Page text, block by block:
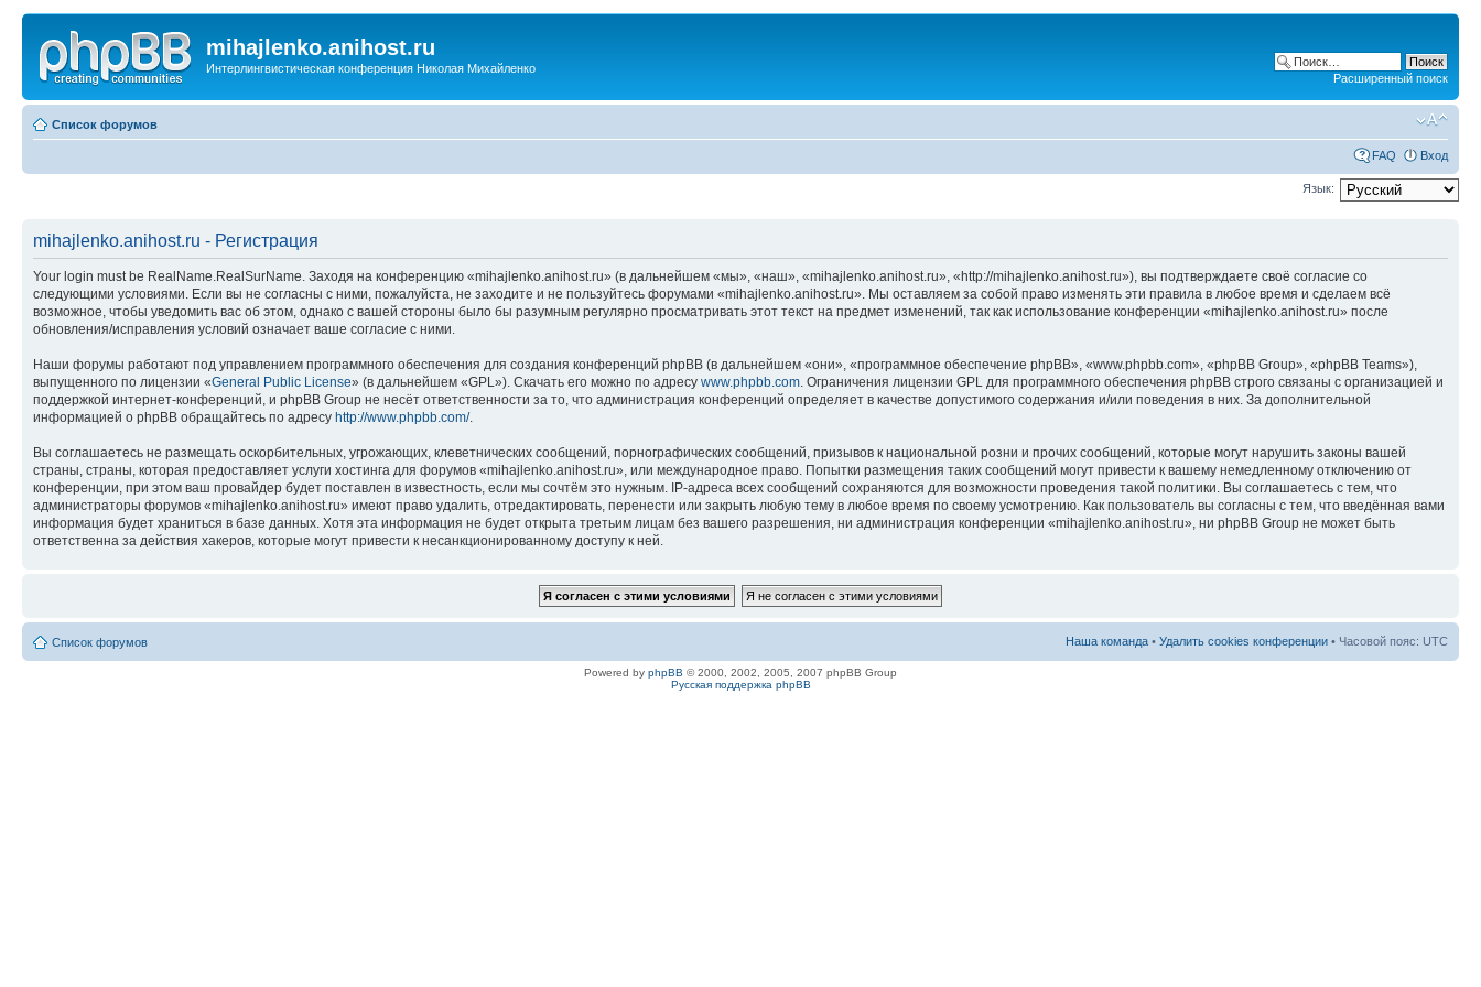
mihajlenko.anihost.ru
Интерлингвистическая конференция Николая Михайленко
Расширенный поиск
Список форумов
FAQ Вход
Язык:
mihajlenko.anihost.ru - Регистрация
Your login must be RealName.RealSurName. Заходя на конференцию «mihajlenko.anihost.ru» (в дальнейшем «мы», «наш», «mihajlenko.anihost.ru», «http://mihajlenko.anihost.ru»), вы подтверждаете своё согласие со
следующими условиями. Если вы не согласны с ними, пожалуйста, не заходите и не пользуйтесь форумами «mihajlenko.anihost.ru». Мы оставляем за собой право изменять эти правила в любое время и сделаем всё
возможное, чтобы уведомить вас об этом, однако с вашей стороны было бы разумным регулярно просматривать этот текст на предмет изменений, так как использование конференции «mihajlenko.anihost.ru» после
обновления/исправления условий означает ваше согласие с ними.
Наши форумы работают под управлением программного обеспечения для создания конференций phpBB (в дальнейшем «они», «программное обеспечение phpBB», «www.phpbb.com», «phpBB Group», «phpBB Teams»),
выпущенного по лицензии «General Public License» (в дальнейшем «GPL»). Скачать его можно по адресу www.phpbb.com. Ограничения лицензии GPL для программного обеспечения phpBB строго связаны с организацией и
поддержкой интернет-конференций, и phpBB Group не несёт ответственности за то, что администрация конференций определяет в качестве допустимого содержания и/или поведения в них. За дополнительной
информацией о phpBB обращайтесь по адресу http://www.phpbb.com/.
Вы соглашаетесь не размещать оскорбительных, угрожающих, клеветнических сообщений, порнографических сообщений, призывов к национальной розни и прочих сообщений, которые могут нарушить законы вашей
страны, страны, которая предоставляет услуги хостинга для форумов «mihajlenko.anihost.ru», или международное право. Попытки размещения таких сообщений могут привести к вашему немедленному отключению от
конференции, при этом ваш провайдер будет поставлен в известность, если мы сочтём это нужным. IP-адреса всех сообщений сохраняются для возможности проведения такой политики. Вы соглашаетесь с тем, что
администраторы форумов «mihajlenko.anihost.ru» имеют право удалить, отредактировать, перенести или закрыть любую тему в любое время по своему усмотрению. Как пользователь вы согласны с тем, что введённая вами
информация будет храниться в базе данных. Хотя эта информация не будет открыта третьим лицам без вашего разрешения, ни администрация конференции «mihajlenko.anihost.ru», ни phpBB Group не может быть
ответственна за действия хакеров, которые могут привести к несанкционированному доступу к ней.
Список форумов Наша команда • Удалить cookies конференции • Часовой пояс: UTC
Powered by phpBB © 2000, 2002, 2005, 2007 phpBB Group
Русская поддержка phpBB